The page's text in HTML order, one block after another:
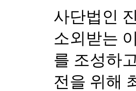
사단법인
소외받는
를 조성하
전을 위해